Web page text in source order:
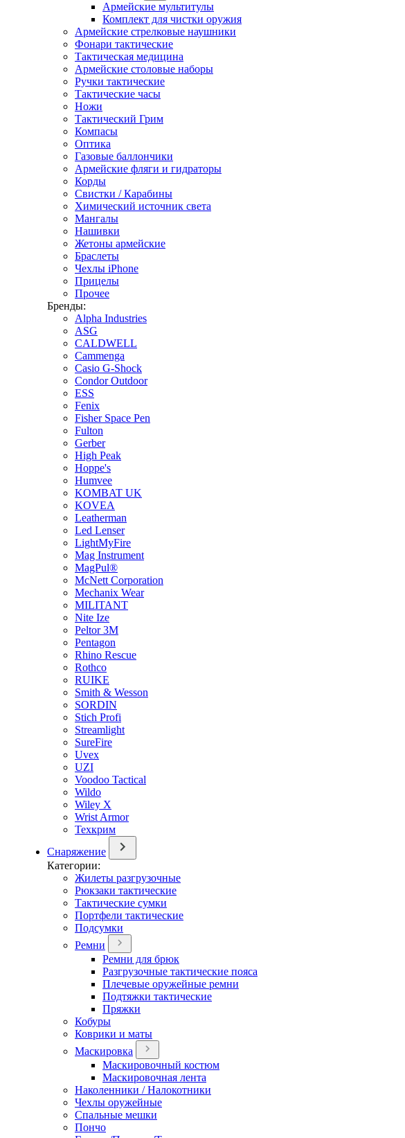
Армейские мультитулы
Комплект для чистки оружия
Армейские стрелковые наушники
Фонари тактические
Тактическая медицина
Армейские столовые наборы
Ручки тактические
Тактические часы
Ножи
Тактический Грим
Компасы
Оптика
Газовые баллончики
Армейские фляги и гидраторы
Корды
Свистки / Карабины
Химический источник света
Мангалы
Нашивки
Жетоны армейские
Браслеты
Чехлы iPhone
Прицелы
Прочее
Бренды:
Alpha Industries
ASG
CALDWELL
Cammenga
Casio G-Shock
Condor Outdoor
ESS
Fenix
Fisher Space Pen
Fulton
Gerber
High Peak
Hoppe's
Humvee
KOMBAT UK
KOVEA
Leatherman
Led Lenser
LightMyFire
Mag Instrument
MagPul®
McNett Corporation
Mechanix Wear
MILITANT
Nite Ize
Peltor 3M
Pentagon
Rhino Rescue
Rothco
RUIKE
Smith & Wesson
SORDIN
Stich Profi
Streamlight
SureFire
Uvex
UZI
Voodoo Tactical
Wildo
Wiley X
Wrist Armor
Техкрим
Снаряжение
Категории:
Жилеты разгрузочные
Рюкзаки тактические
Тактические сумки
Портфели тактические
Подсумки
Ремни
Ремни для брюк
Разгрузочные тактические пояса
Плечевые оружейные ремни
Подтяжки тактические
Пряжки
Кобуры
Коврики и маты
Маскировка
Маскировочный костюм
Маскировочная лента
Наколенники / Налокотники
Чехлы оружейные
Спальные мешки
Пончо